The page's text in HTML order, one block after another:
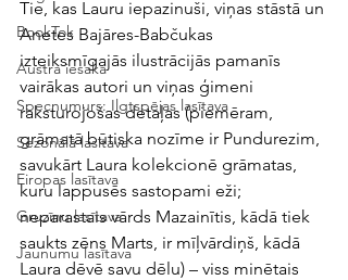
BookTok
Austra iesaka
Specnumurs: Ilgtspējas lasītava
Sezonālā lasītava
Eiropas lasītava
Gruzīnu lasītava
Jaunumu lasītava
Tie, kas Lauru iepazinuši, viņas stāstā un
Anetes Bajāres-Babčukas
izteiksmīgajās ilustrācijās pamanīs
vairākas autori un viņas ģimeni
raksturojošas detaļas (piemēram,
grāmatā būtiska nozīme ir Pundurezim,
savukārt Laura kolekcionē grāmatas,
kuru lappusēs sastopami eži;
neparastais vārds Mazainītis, kādā tiek
saukts zēns Marts, ir mīļvārdiņš, kādā
Laura dēvē savu dēlu) – viss minētais